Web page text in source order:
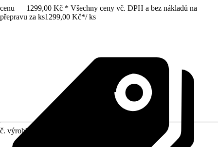
cenu — 1299,00 Kč * Všechny ceny vč. DPH a bez nákladů na
přepravu za ks1299,00 Kč*/ ks
č. výrobku